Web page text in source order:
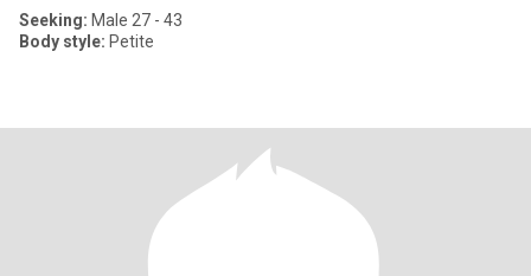
Seeking: Male 27 - 43
Body style: Petite